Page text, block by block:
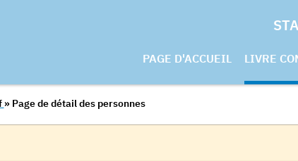
PAGE D'ACCUEIL LIVRE
» Page de détail des personnes